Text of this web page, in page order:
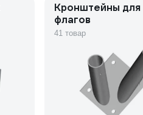
Кронштейны для
флагов
41 товар